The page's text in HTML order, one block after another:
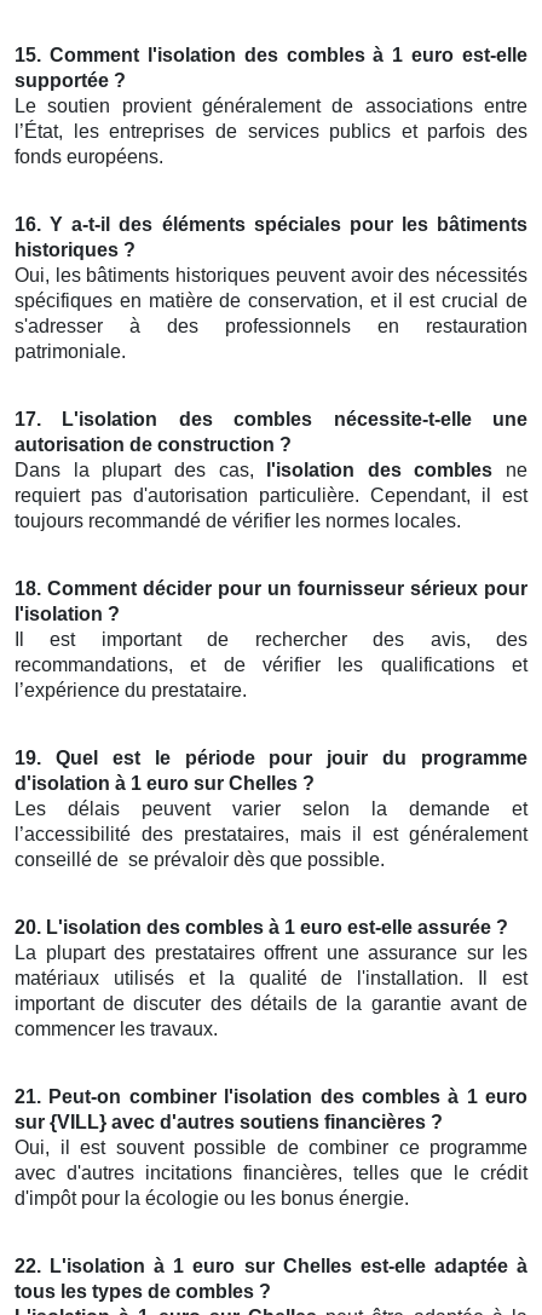
15. Comment l'isolation des combles à 1 euro est-elle
supportée ?
Le soutien provient généralement de associations entre
l’État, les entreprises de services publics et parfois des
fonds européens.
16. Y a-t-il des éléments spéciales pour les bâtiments
historiques ?
Oui, les bâtiments historiques peuvent avoir des nécessités
spécifiques en matière de conservation, et il est crucial de
s'adresser à des professionnels en restauration
patrimoniale.
17. L'isolation des combles nécessite-t-elle une
autorisation de construction ?
Dans la plupart des cas,
l'isolation des combles ne
requiert pas d'autorisation particulière. Cependant, il est
toujours recommandé de vérifier les normes locales.
18. Comment décider pour un fournisseur sérieux pour
l'isolation ?
Il est important de rechercher des avis, des
recommandations, et de vérifier les qualifications et
l’expérience du prestataire.
19. Quel est le période pour jouir du programme
d'isolation à 1 euro sur Chelles ?
Les délais peuvent varier selon la demande et
l’accessibilité des prestataires, mais il est généralement
conseillé de se prévaloir dès que possible.
20. L'isolation des combles à 1 euro est-elle assurée ?
La plupart des prestataires offrent une assurance sur les
matériaux utilisés et la qualité de l'installation. Il est
important de discuter des détails de la garantie avant de
commencer les travaux.
21. Peut-on combiner l'isolation des combles à 1 euro
sur {VILL} avec d'autres soutiens financières ?
Oui, il est souvent possible de combiner ce programme
avec d'autres incitations financières, telles que le crédit
d'impôt pour la écologie ou les bonus énergie.
22. L'isolation à 1 euro sur Chelles est-elle adaptée à
tous les types de combles ?